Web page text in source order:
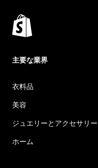
主要な業界
衣料品
美容
ジュエリーとアクセサリー
ホーム